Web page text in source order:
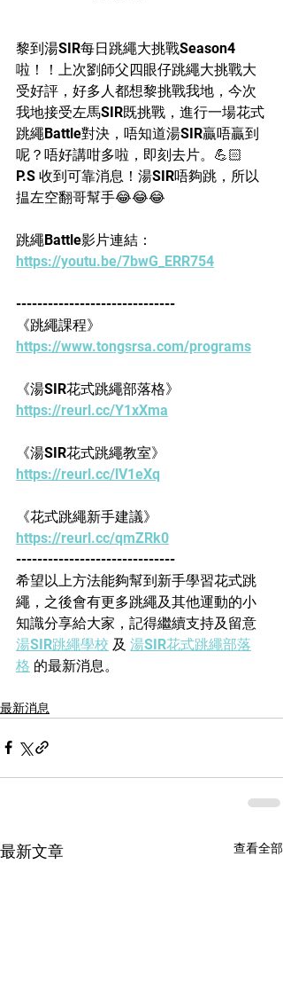
黎到湯SIR每日跳繩大挑戰Season4
啦！！上次劉師父四眼仔跳繩大挑戰大
受好評，好多人都想黎挑戰我地，今次
我地接受左馬SIR既挑戰，進行一場花式
跳繩Battle對決，唔知道湯SIR贏唔贏到
呢？唔好講咁多啦，即刻去片。💪🏻
P.S 收到可靠消息！湯SIR唔夠跳，所以
揾左空翻哥幫手😂😂😂
跳繩Battle影片連結：
https://youtu.be/7bwG_ERR754
------------------------------
《跳繩課程》
https://www.tongsrsa.com/programs​
《湯SIR花式跳繩部落格》
https://reurl.cc/Y1xXma​​​
《湯SIR花式跳繩教室》
https://reurl.cc/lV1eXq​​​
《花式跳繩新手建議》
https://reurl.cc/qmZRk0​
------------------------------
希望以上方法能夠幫到新手學習花式跳
繩，之後會有更多跳繩及其他運動的小
知識分享給大家，記得繼續支持及留意
湯SIR跳繩學校 及 湯SIR花式跳繩部落
格 的最新消息。
最新消息
最新文章 查看全部